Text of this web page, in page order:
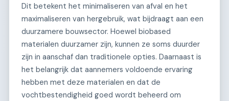
Dit betekent het minimaliseren van afval en het
maximaliseren van hergebruik, wat bijdraagt aan een
duurzamere bouwsector. Hoewel biobased
materialen duurzamer zijn, kunnen ze soms duurder
zijn in aanschaf dan traditionele opties. Daarnaast is
het belangrijk dat aannemers voldoende ervaring
hebben met deze materialen en dat de
vochtbestendigheid goed wordt beheerd om